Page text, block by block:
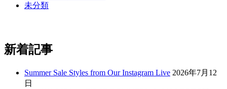
未分類
新着記事
Summer Sale Styles from Our Instagram Live 2026年7月12
日